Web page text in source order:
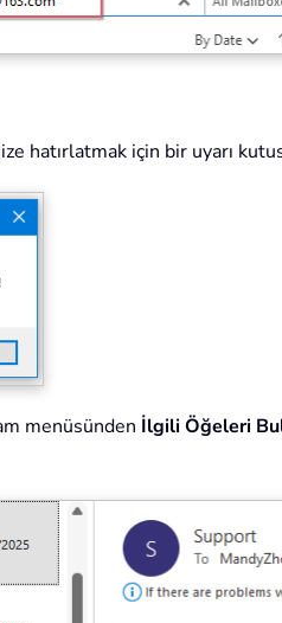
hatırlatmak için bir uyarı
menüsünden İlgili Öğeleri